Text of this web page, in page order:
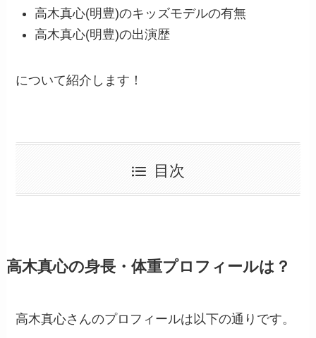
高木真心(明豊)のキッズモデルの有無
高木真心(明豊)の出演歴
について紹介します！
目次
高木真心の身長・体重プロフィールは？
高木真心さんのプロフィールは以下の通りです。